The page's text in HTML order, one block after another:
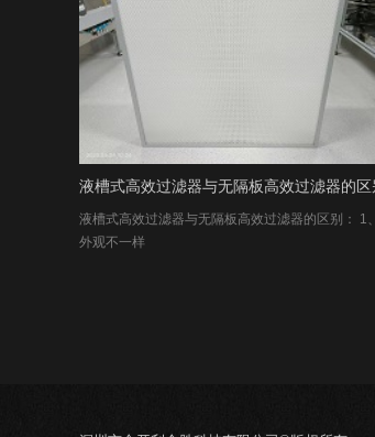
液槽式高效过滤器与无隔板高效过滤器的区
液槽式高效过滤器与无隔板高效过滤器的区别： 1、
外观不一样